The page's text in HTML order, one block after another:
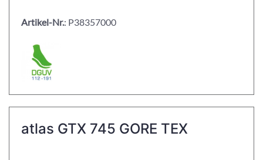
Artikel-Nr.: P38357000
atlas GTX 745 GORE TEX